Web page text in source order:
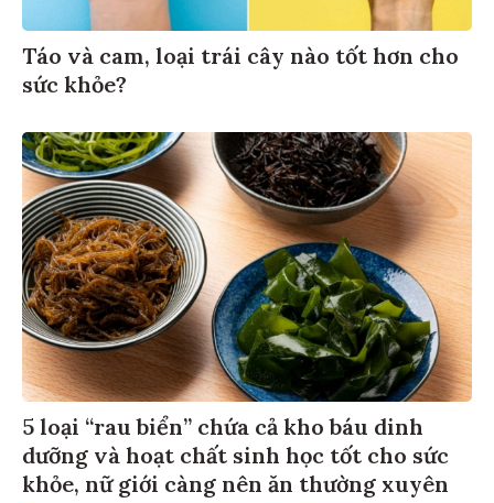
Táo và cam, loại trái cây nào tốt hơn cho
sức khỏe?
5 loại “rau biển” chứa cả kho báu dinh
dưỡng và hoạt chất sinh học tốt cho sức
khỏe, nữ giới càng nên ăn thường xuyên